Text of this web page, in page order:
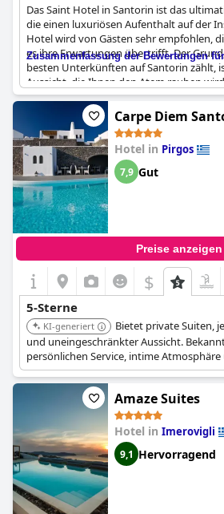
Das Saint Hotel in Santorin ist das
die einen luxuriösen Aufenthalt auf der
Hotel wird von Gästen sehr empfohlen,
es ihre Erwartungen übertrifft. Der
besten Unterkünften auf Santorin zählt,
Aussicht, die Ihnen den Atem rauben
Service des Personals. Das Hotel eignet
Flitterwochen oder einen Kurzurlaub,
von Romantik. Sie werden kaum glauben
Einrichtungen nicht die eines 5-Sterne-
Annehmlichkeiten sind vorhanden, um
angenehm wie möglich zu gestalten. Das
gastfreundlich und immer hilfsbereit und
der eines 5-Sterne-Hotels würdig ist.
sich sagen, dass das Saint Hotel eines
der Gegend ist und auf jeden Fall einen
Zusammenfassung der Bewertungen
Carpe Diem
Hotel in Pirgos
7,9 Gut
Preise anzeigen
$
5-Sterne
KI-generiert
Bietet private Suiten,
und uneingeschränkter Aussicht.
persönlichen Service, intime
In Pyrgos gelegen, bietet es einen
Rückzugsort.
Amaze Suites
Hotel in Imerovigli
9,1 Hervorragend